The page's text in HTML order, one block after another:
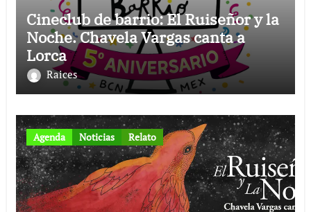
Cineclub de barrio: El Ruiseñor y la
Noche. Chavela Vargas canta a
Lorca
Raices
Agenda Noticias Relato